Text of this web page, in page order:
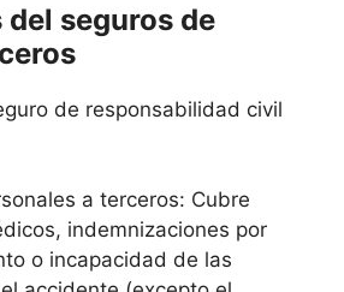
seguros de
de responsabilidad civil
a terceros: Cubre
indemnizaciones por
o incapacidad de las